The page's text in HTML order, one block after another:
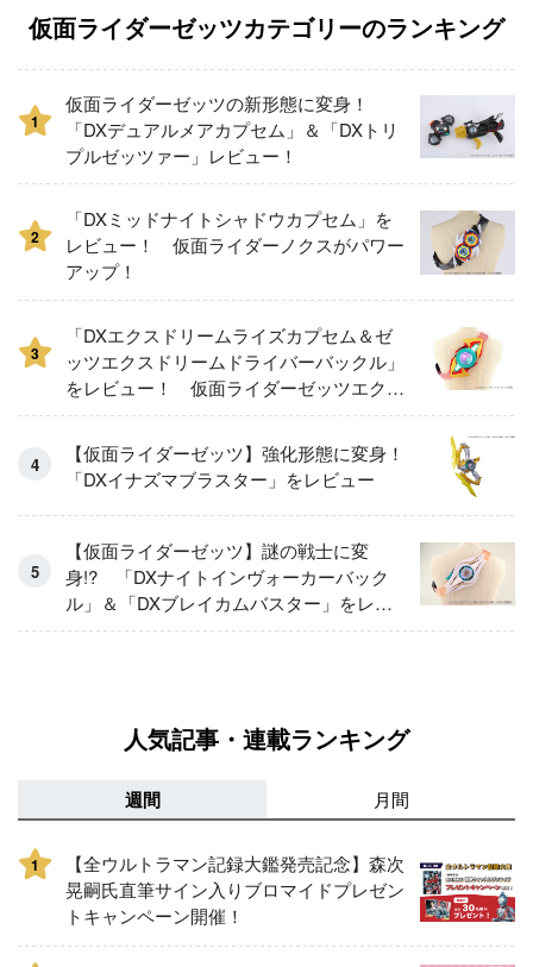
仮面ライダーゼッツカテゴリーのランキング
1
仮面ライダーゼッツの新形態に変身！
「DXデュアルメアカプセム」＆「DXトリ
プルゼッツァー」レビュー！
2
「DXミッドナイトシャドウカプセム」を
レビュー！ 仮面ライダーノクスがパワー
アップ！
3
「DXエクスドリームライズカプセム＆ゼ
ッツエクスドリームドライバーバックル」
をレビュー！ 仮面ライダーゼッツエクス
ドリームに変身！
【仮面ライダーゼッツ】強化形態に変身！
「DXイナズマブラスター」をレビュー
【仮面ライダーゼッツ】謎の戦士に変
身!? 「DXナイトインヴォーカーバック
ル」＆「DXブレイカムバスター」をレビ
ュー！
人気記事・連載ランキング
週間 月間
1
【全ウルトラマン記録大鑑発売記念】森次
晃嗣氏直筆サイン入りブロマイドプレゼン
トキャンペーン開催！